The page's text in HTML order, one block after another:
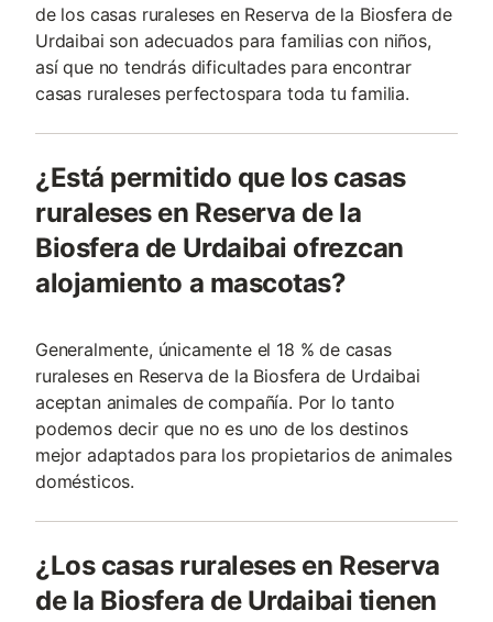
de los casas ruraleses en Reserva de la Biosfera de
Urdaibai son adecuados para familias con niños,
así que no tendrás dificultades para encontrar
casas ruraleses perfectospara toda tu familia.
¿Está permitido que los casas
ruraleses en Reserva de la
Biosfera de Urdaibai ofrezcan
alojamiento a mascotas?
Generalmente, únicamente el 18 % de casas
ruraleses en Reserva de la Biosfera de Urdaibai
aceptan animales de compañía. Por lo tanto
podemos decir que no es uno de los destinos
mejor adaptados para los propietarios de animales
domésticos.
¿Los casas ruraleses en Reserva
de la Biosfera de Urdaibai tienen